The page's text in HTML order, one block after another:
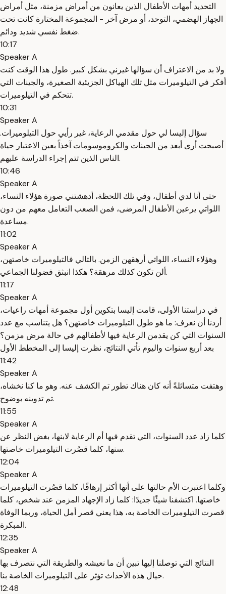
التحديد أمهات الأطفال الذين يعانون من أمراض مزمنة، مثل أمراض
الجهاز الهضمي، التوحد، أو مرض آخر - المجموعة المختارة كانت تحت
ضغط نفسي شديد ودائم.
10:17
Speaker A
ولا بد من الاعتراف أن سؤالها غيرني بشكل كبير. طول هذا الوقت كنت
أفكر في التيلوميرات مثل تلك الهياكل الجزيئية الصغيرة، والجينات التي
تتحكم في التيلوميرات.
10:31
Speaker A
سؤال إليسا لي حول مقدمي الرعاية، غير رأيي حول التيلوميرات.
أصبحت أرى أبعد من الجينات والكروموسومات آخذاً بعين الاعتبار حياة
الناس الذين تتم إجراء الدراسة عليهم.
10:46
Speaker A
حتى أنا لدي أطفال، وفي تلك اللحظة، أدهشتني صورة هؤلاء النساء،
اللواتي يرعين الأطفال المرضى، فمن الصعب التعامل معهم من دون
مساعدة.
11:02
Speaker A
وهؤلاء النساء، اللواتي أرهقهن الزمن. بالتالي فالتيلوميرات خاصتهن،
ألن تكون كذلك مرهقة؟ هكذا انبثق فضولنا الجماعي.
11:17
Speaker A
في دراستنا الأولى، قامت إليسا بتكوين أول مجموعة أمهات راعيات،
أردنا أن نعرف: ما هو طول التيلوميرات خاصتهن؟ هل يتناسب مع عدد
السنوات التي كن يقدمن الرعاية فيها لأطفالهم في حالة مرض مزمن؟
بعد أربع سنوات واليوم تأتي النتائج، نظرت إليسا إلى المخطط الأول
11:42
Speaker A
وهتفت متسائلةً أنه كان هناك تطور تم الكشف عنه. وهو ما كنا نخشاه،
تم تدوينه بوضوح.
11:55
Speaker A
كلما زاد عدد السنوات، التي تقدم فيها أم الرعاية لابنها، بغض النظر عن
سنها، كلما قصُرت التيلوميرات خاصتها.
12:04
Speaker A
وكلما اعتبرت الأم حالتها على أنها أكثر إرهاقًا، كلما قصُرت التيلوميرات
خاصتها. اكتشفنا شيئًا جديدًا: كلما زاد الإجهاد المزمن عند شخص، كلما
قصرت التيلوميرات الخاصة به، هذا يعني قصر أمل الحياة، وربما الوفاة
المبكرة.
12:35
Speaker A
النتائج التي توصلنا إليها تبين أن ما نعيشه والطريقة التي نتصرف بها
حيال هذه الأحداث تؤثر على التيلوميرات الخاصة بنا.
12:48